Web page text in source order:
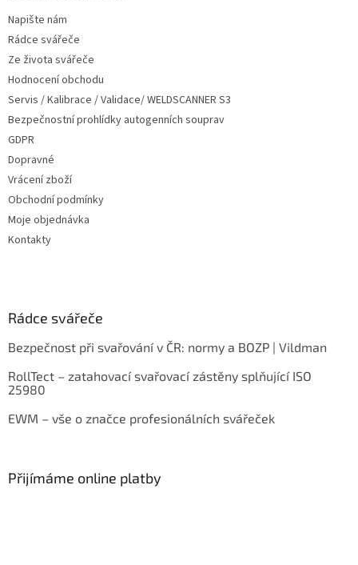
Napište nám
Rádce svářeče
Ze života svářeče
Hodnocení obchodu
Servis / Kalibrace / Validace/ WELDSCANNER S3
Bezpečnostní prohlídky autogenních souprav
GDPR
Dopravné
Vrácení zboží
Obchodní podmínky
Moje objednávka
Kontakty
Rádce svářeče
Bezpečnost při svařování v ČR: normy a BOZP | Vildman
RollTect – zatahovací svařovací zástěny splňující ISO
25980
EWM – vše o značce profesionálních svářeček
Přijímáme online platby